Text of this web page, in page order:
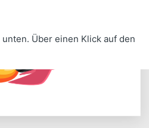
Über einen Klick auf den